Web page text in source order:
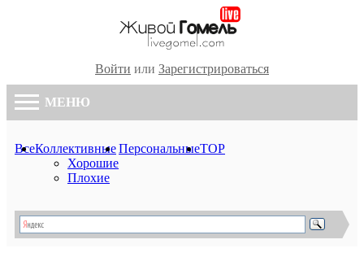
Войти или Зарегистрироваться
МЕНЮ
ВсеКоллективные
Хорошие
Плохие
ПерсональныеTOP